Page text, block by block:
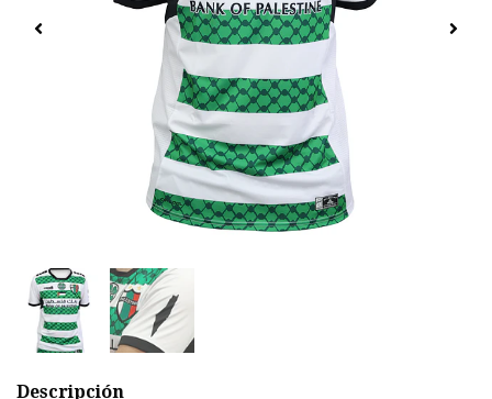
Descripción